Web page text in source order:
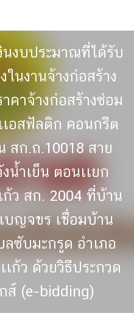
งินงบประมาณที่ได้รับ
ในงานจ้างก่อสร้าง
คาจ้างก่อสร้างซ่อม
เอสฟัลติก คอนกรีต
สก.ถ.10018 สาย
น้ำเย็น ตอนเเยก
ก้ว สก. 2004 ที่บ้าน
บญจขร เชื่อมบ้าน
ซับมะกรูด อำเภอ
ก้ว ด้วยวิธีประกวด
ส์ (e-bidding)